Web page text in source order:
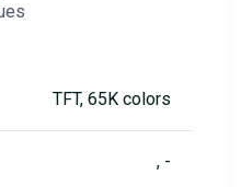
TFT, 65K colors
, -